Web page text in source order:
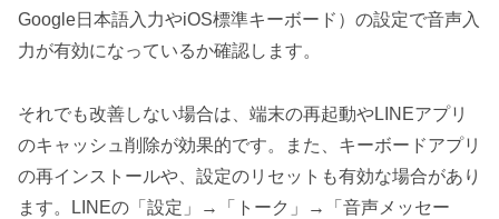
Google日本語入力やiOS標準キーボード）の設定で音声入
力が有効になっているか確認します。
それでも改善しない場合は、端末の再起動やLINEアプリ
のキャッシュ削除が効果的です。また、キーボードアプリ
の再インストールや、設定のリセットも有効な場合があり
ます。LINEの「設定」→「トーク」→「音声メッセー